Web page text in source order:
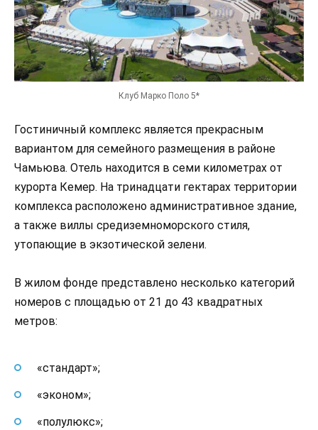
Клуб Марко Поло 5*
Гостиничный комплекс является прекрасным
вариантом для семейного размещения в районе
Чамьюва. Отель находится в семи километрах от
курорта Кемер. На тринадцати гектарах территории
комплекса расположено административное здание,
а также виллы средиземноморского стиля,
утопающие в экзотической зелени.
В жилом фонде представлено несколько категорий
номеров с площадью от 21 до 43 квадратных
метров:
«стандарт»;
«эконом»;
«полулюкс»;